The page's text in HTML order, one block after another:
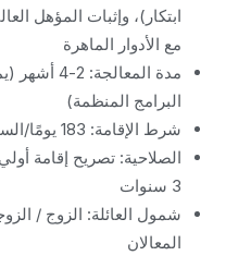
ابتكار)، وإثبات المؤهل
مع الأدوار الماهرة
مدة
البرامج المنظمة)
شرط الإقامة: 183 يومًا/السنة (على أساس الانتقال)
الصلاحية: تصريح إقامة
3 سنوات
شمول العائلة: الزوج /
المعالان